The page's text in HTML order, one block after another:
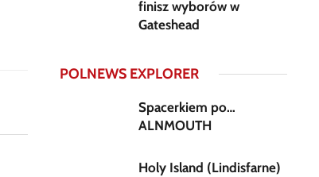
finisz wyborów w
Gateshead
POLNEWS EXPLORER
Spacerkiem po…
ALNMOUTH
Holy Island (Lindisfarne)